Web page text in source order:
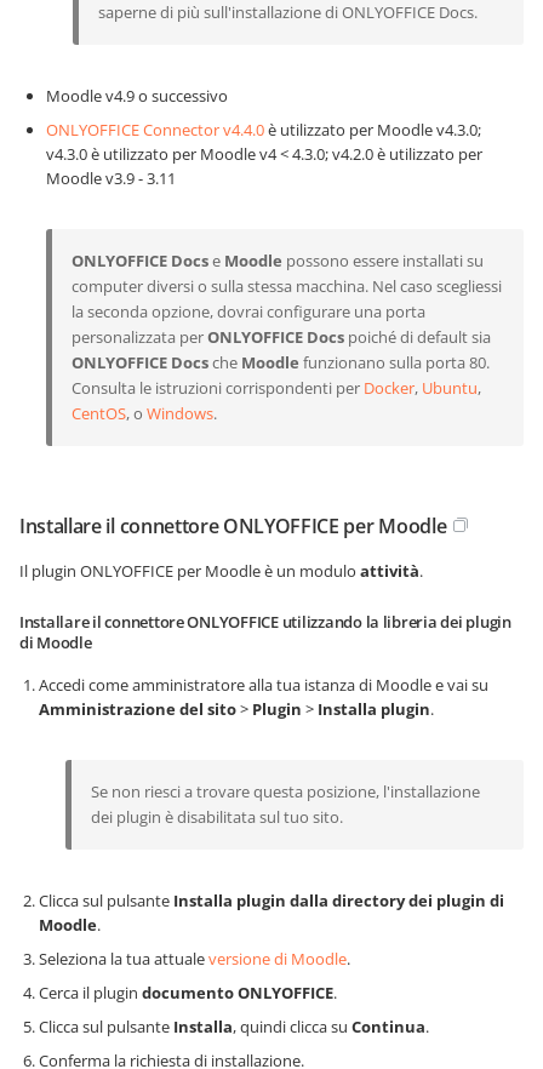
saperne di più sull'installazione di ONLYOFFICE Docs.
Moodle v4.9 o successivo
ONLYOFFICE Connector v4.4.0è utilizzato per Moodle v4.3.0;
v4.3.0 è utilizzato per Moodle v4 < 4.3.0; v4.2.0 è utilizzato per
Moodle v3.9 - 3.11
ONLYOFFICE Docse Moodle possono essere installati su
computer diversi o sulla stessa macchina. Nel caso scegliessi
la seconda opzione, dovrai configurare una porta
personalizzata perONLYOFFICE Docs poiché di default sia
ONLYOFFICE Docsche Moodle funzionano sulla porta 80.
Consulta le istruzioni corrispondenti per Docker, Ubuntu,
CentOS, o Windows.
Installare il connettore ONLYOFFICE per Moodle
Il plugin ONLYOFFICE per Moodle è un modulo attività.
Installare il connettore ONLYOFFICE utilizzando la libreria dei plugin
di Moodle
Accedi come amministratore alla tua istanza di Moodle e vai su
Amministrazione del sito> Plugin > Installa plugin.
Se non riesci a trovare questa posizione, l'installazione
dei plugin è disabilitata sul tuo sito.
Clicca sul pulsante Installa plugin dalla directory dei plugin di
Moodle.
Seleziona la tua attualeversione di Moodle.
Cerca il plugin documento ONLYOFFICE.
Clicca sul pulsante Installa, quindi clicca su Continua.
Conferma la richiesta di installazione.